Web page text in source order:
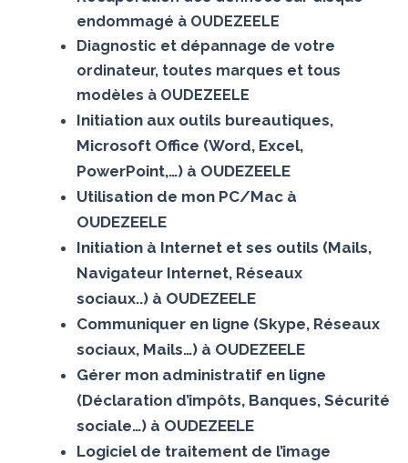
endommagé à OUDEZEELE
Diagnostic et dépannage de votre
ordinateur, toutes marques et tous
modèles à OUDEZEELE
Initiation aux outils bureautiques,
Microsoft Office (Word, Excel,
PowerPoint,…) à OUDEZEELE
Utilisation de mon PC/Mac à
OUDEZEELE
Initiation à Internet et ses outils (Mails,
Navigateur Internet, Réseaux
sociaux..) à OUDEZEELE
Communiquer en ligne (Skype, Réseaux
sociaux, Mails…) à OUDEZEELE
Gérer mon administratif en ligne
(Déclaration d’impôts, Banques, Sécurité
sociale…) à OUDEZEELE
Logiciel de traitement de l’image